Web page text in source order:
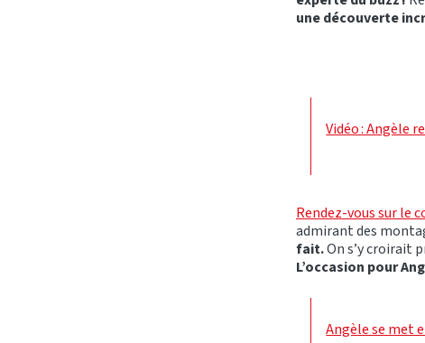
une découverte
Vidéo : Angèle
Rendez-vous sur le
admirant des
fait.On s’y croirait
L’occasion pour
Angèle se met